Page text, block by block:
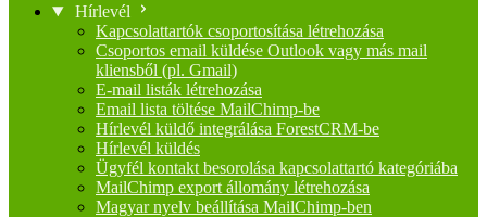
Hírlevél
Kapcsolattartók csoportosítása létrehozása
Csoportos email küldése Outlook vagy más mail
kliensből (pl. Gmail)
E-mail listák létrehozása
Email lista töltése MailChimp-be
Hírlevél küldő integrálása ForestCRM-be
Hírlevél küldés
Ügyfél kontakt besorolása kapcsolattartó kategóriába
MailChimp export állomány létrehozása
Magyar nyelv beállítása MailChimp-ben